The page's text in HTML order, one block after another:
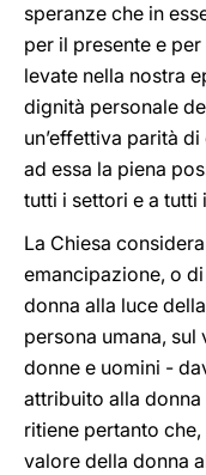
speranze che in
per il presente e
levate nella nostra
dignità personale
un’effettiva parità
ad essa la piena
tutti i settori e a tutti
La Chiesa
emancipazione, o
donna alla luce
persona umana,
donne e uomini -
attribuito alla donna
ritiene pertanto
valore della donna